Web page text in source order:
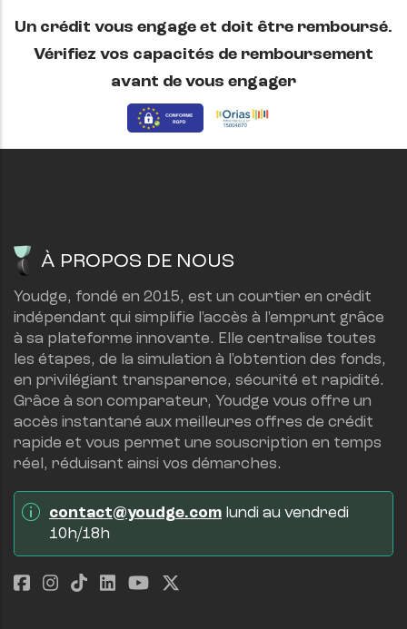
Un crédit vous engage et doit être remboursé.
Vérifiez vos capacités de remboursement
avant de vous engager
À PROPOS DE NOUS
Youdge, fondé en 2015, est un courtier en crédit
indépendant qui simplifie l'accès à l'emprunt grâce
à sa plateforme innovante. Elle centralise toutes
les étapes, de la simulation à l'obtention des fonds,
en privilégiant transparence, sécurité et rapidité.
Grâce à son comparateur, Youdge vous offre un
accès instantané aux meilleures offres de crédit
rapide et vous permet une souscription en temps
réel, réduisant ainsi vos démarches.
contact@youdge.com lundi au vendredi
10h/18h